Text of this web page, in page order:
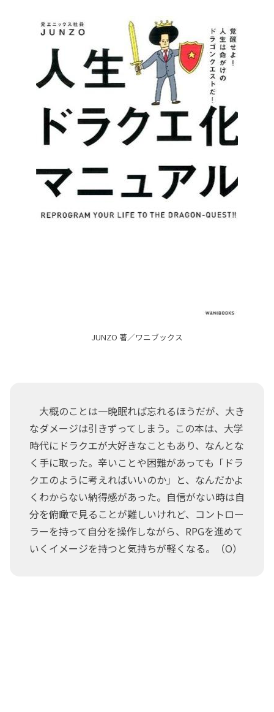
JUNZO 著／ワニブックス
大概のことは一晩眠れば忘れるほうだが、大き
なダメージは引きずってしまう。この本は、大学
時代にドラクエが大好きなこともあり、なんとな
く手に取った。辛いことや困難があっても「ドラ
クエのように考えればいいのか」と、なんだかよ
くわからない納得感があった。自信がない時は自
分を俯瞰で見ることが難しいけれど、コントロー
ラーを持って自分を操作しながら、RPGを進めて
いくイメージを持つと気持ちが軽くなる。（O）